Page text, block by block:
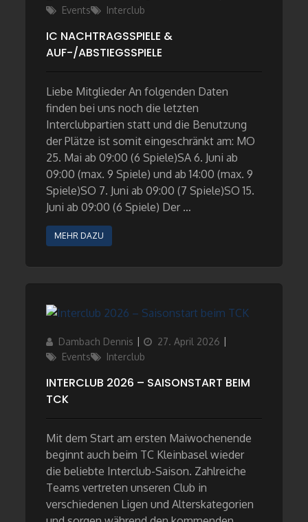
on
Events
Interclub
IC NACHTRAGSSPIELE &
AUF-/ABSTIEGSSPIELE
Liebe Mitglieder An folgenden Daten
finden bei uns noch die letzten
Interclubpartien statt und die Benutzung
der Plätze ist somit eingeschränkt am: MO
25. Mai ab 09:00 (6 Spiele)SA 6. Juni ab
09:00 (max. 9 Spiele) und ab 14:00 (max. 9
Spiele)SO 7. Juni ab 09:00 (7 Spiele)SO 15.
Juni ab 09:00 (6 Spiele) Der …
MEHR DAZU
Author
Dambach Dennis
Updated
on
27. April 2026
Events
Interclub
INTERCLUB 2026 – SAISONSTART BEIM
TCK
Mit dem Start am ersten Maiwochenende
beginnt auch beim TC Kleinbasel wieder
die beliebte Interclub-Saison. Zahlreiche
Teams vertreten unseren Club in
verschiedenen Ligen und Alterskategorien